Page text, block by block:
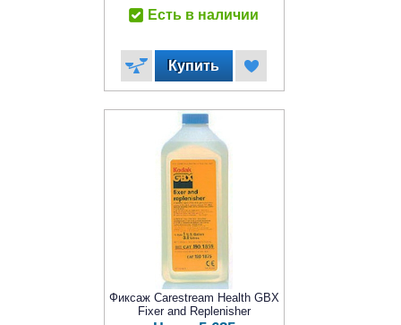
Есть в наличии
Фиксаж Carestream Health GBX
Fixer and Replenisher